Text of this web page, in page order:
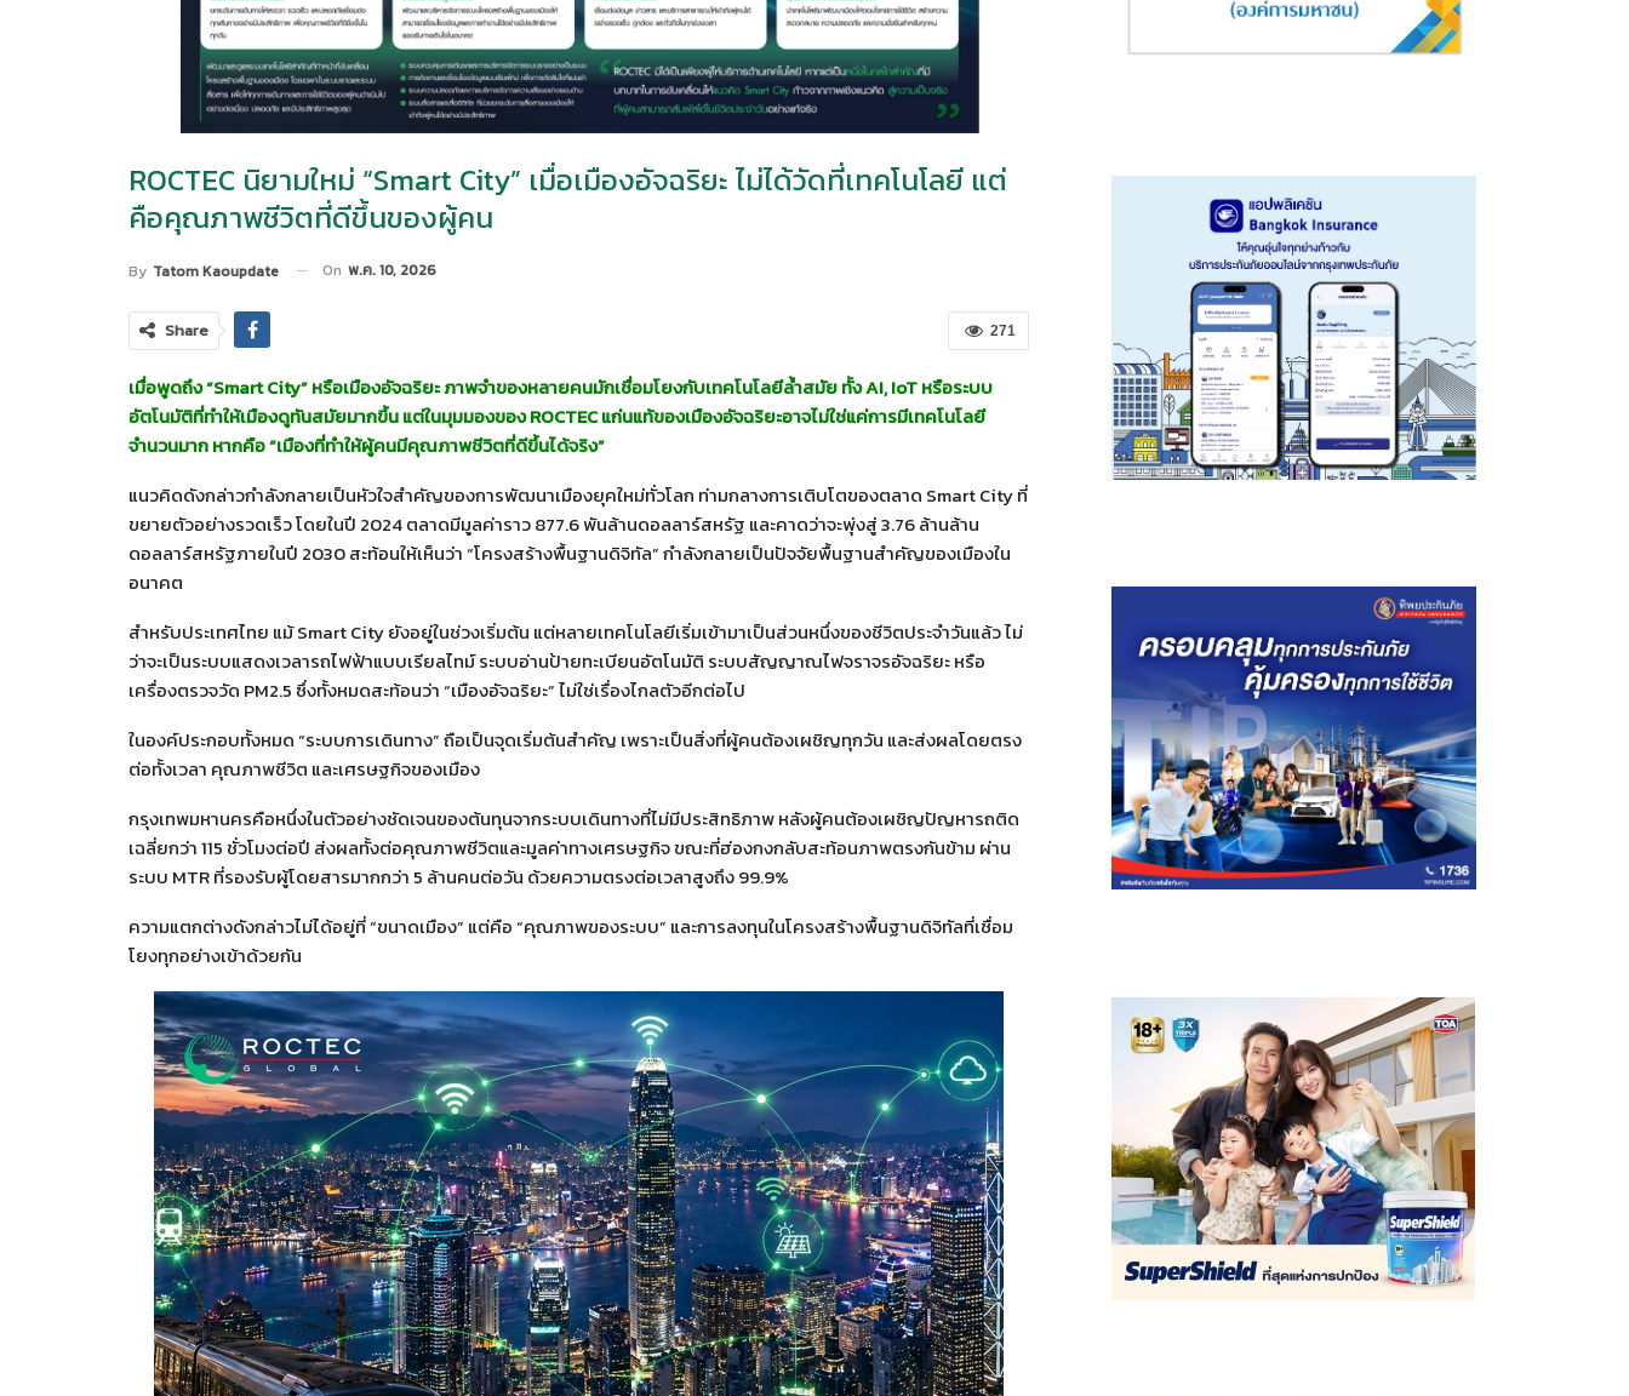
ROCTEC นิยามใหม่ “Smart City” เมื่อเมืองอัจฉริยะ ไม่ได้วัดที่เทคโนโลยี แต่
คือคุณภาพชีวิตที่ดีขึ้นของผู้คน
By Tatom Kaoupdate On พ.ค. 10, 2026
271
Share
เมื่อพูดถึง “Smart City” หรือเมืองอัจฉริยะ ภาพจำของหลายคนมักเชื่อมโยงกับเทคโนโลยีล้ำสมัย ทั้ง AI, IoT หรือระบบ
อัตโนมัติที่ทำให้เมืองดูทันสมัยมากขึ้น แต่ในมุมมองของROCTECแก่นแท้ของเมืองอัจฉริยะอาจไม่ใช่แค่การมีเทคโนโลยี
จำนวนมาก หากคือ “เมืองที่ทำให้ผู้คนมีคุณภาพชีวิตที่ดีขึ้นได้จริง”
แนวคิดดังกล่าวกำลังกลายเป็นหัวใจสำคัญของการพัฒนาเมืองยุคใหม่ทั่วโลก ท่ามกลางการเติบโตของตลาด Smart City ที่
ขยายตัวอย่างรวดเร็ว โดยในปี 2024 ตลาดมีมูลค่าราว 877.6 พันล้านดอลลาร์สหรัฐ และคาดว่าจะพุ่งสู่ 3.76 ล้านล้าน
ดอลลาร์สหรัฐภายในปี 2030 สะท้อนให้เห็นว่า “โครงสร้างพื้นฐานดิจิทัล” กำลังกลายเป็นปัจจัยพื้นฐานสำคัญของเมืองใน
อนาคต
สำหรับประเทศไทย แม้ Smart City ยังอยู่ในช่วงเริ่มต้น แต่หลายเทคโนโลยีเริ่มเข้ามาเป็นส่วนหนึ่งของชีวิตประจำวันแล้ว ไม่
ว่าจะเป็นระบบแสดงเวลารถไฟฟ้าแบบเรียลไทม์ ระบบอ่านป้ายทะเบียนอัตโนมัติ ระบบสัญญาณไฟจราจรอัจฉริยะ หรือ
เครื่องตรวจวัด PM2.5 ซึ่งทั้งหมดสะท้อนว่า “เมืองอัจฉริยะ” ไม่ใช่เรื่องไกลตัวอีกต่อไป
ในองค์ประกอบทั้งหมด “ระบบการเดินทาง” ถือเป็นจุดเริ่มต้นสำคัญ เพราะเป็นสิ่งที่ผู้คนต้องเผชิญทุกวัน และส่งผลโดยตรง
ต่อทั้งเวลา คุณภาพชีวิต และเศรษฐกิจของเมือง
กรุงเทพมหานครคือหนึ่งในตัวอย่างชัดเจนของต้นทุนจากระบบเดินทางที่ไม่มีประสิทธิภาพ หลังผู้คนต้องเผชิญปัญหารถติด
เฉลี่ยกว่า 115 ชั่วโมงต่อปี ส่งผลทั้งต่อคุณภาพชีวิตและมูลค่าทางเศรษฐกิจ ขณะที่ฮ่องกงกลับสะท้อนภาพตรงกันข้าม ผ่าน
ระบบ MTR ที่รองรับผู้โดยสารมากกว่า 5 ล้านคนต่อวัน ด้วยความตรงต่อเวลาสูงถึง 99.9%
ความแตกต่างดังกล่าวไม่ได้อยู่ที่ “ขนาดเมือง” แต่คือ “คุณภาพของระบบ” และการลงทุนในโครงสร้างพื้นฐานดิจิทัลที่เชื่อม
โยงทุกอย่างเข้าด้วยกัน